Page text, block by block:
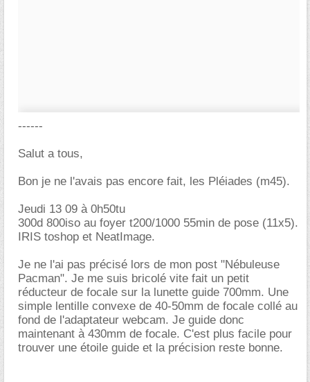
------
Salut a tous,
Bon je ne l'avais pas encore fait, les Pléiades (m45).
Jeudi 13 09 à 0h50tu
300d 800iso au foyer t200/1000 55min de pose (11x5).
IRIS toshop et NeatImage.
Je ne l'ai pas précisé lors de mon post "Nébuleuse
Pacman". Je me suis bricolé vite fait un petit
réducteur de focale sur la lunette guide 700mm. Une
simple lentille convexe de 40-50mm de focale collé au
fond de l'adaptateur webcam. Je guide donc
maintenant à 430mm de focale. C'est plus facile pour
trouver une étoile guide et la précision reste bonne.